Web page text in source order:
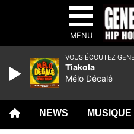
MENU
NEWS MUSIQUE
VOUS ÉCOUTEZ
Tiakola
Mélo Décalé